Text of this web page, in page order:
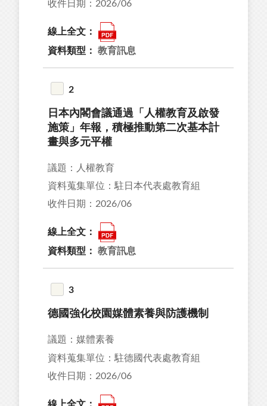
收件日期：2026/06
線上全文：
資料類型： 教育訊息
2
日本內閣會議通過「人權教育及啟發
施策」年報，積極推動第二次基本計
畫與多元平權
議題：人權教育
資料蒐集單位：駐日本代表處教育組
收件日期：2026/06
線上全文：
資料類型： 教育訊息
3
德國強化校園媒體素養與防護機制
議題：媒體素養
資料蒐集單位：駐德國代表處教育組
收件日期：2026/06
線上全文：